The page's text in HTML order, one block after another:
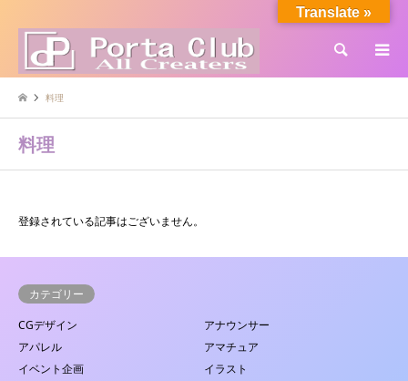
検索
料理
料理
登録されている記事はございません。
カテゴリー
CGデザイン
アナウンサー
アパレル
アマチュア
イベント企画
イラスト
Translate »